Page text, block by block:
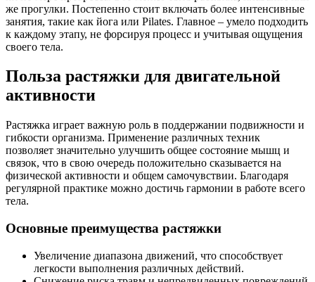
же прогулки. Постепенно стоит включать более интенсивные
занятия, такие как йога или Pilates. Главное – умело подходить
к каждому этапу, не форсируя процесс и учитывая ощущения
своего тела.
Польза растяжки для двигательной
активности
Растяжка играет важную роль в поддержании подвижности и
гибкости организма. Применение различных техник
позволяет значительно улучшить общее состояние мышц и
связок, что в свою очередь положительно сказывается на
физической активности и общем самочувствии. Благодаря
регулярной практике можно достичь гармонии в работе всего
тела.
Основные преимущества растяжки
Увеличение диапазона движений, что способствует
легкости выполнения различных действий.